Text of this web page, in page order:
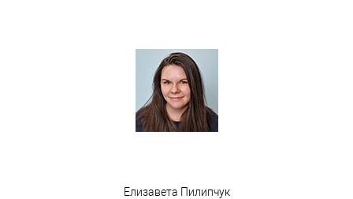
Елизавета Пилипчук